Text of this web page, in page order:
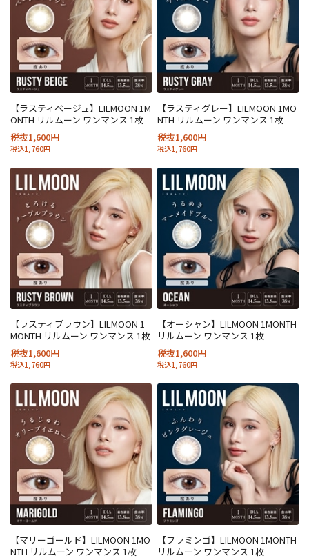
【ラスティベージュ】LILMOON 1M
ONTH リルムーン ワンマンス 1枚
税抜1,600円
税込1,760円
【ラスティグレー】LILMOON 1MO
NTH リルムーン ワンマンス 1枚
税抜1,600円
税込1,760円
【ラスティブラウン】LILMOON 1
MONTH リルムーン ワンマンス 1枚
税抜1,600円
税込1,760円
【オーシャン】LILMOON 1MONTH
リルムーン ワンマンス 1枚
税抜1,600円
税込1,760円
【マリーゴールド】LILMOON 1MO
NTH リルムーン ワンマンス 1枚
【フラミンゴ】LILMOON 1MONTH
リルムーン ワンマンス 1枚